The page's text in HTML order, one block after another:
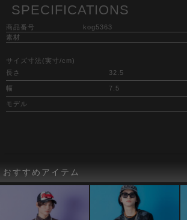
SPECIFICATIONS
商品番号
kog5363
素材
サイズ寸法(実寸/cm)
長さ
32.5
幅 7.5
モデル
おすすめアイテム